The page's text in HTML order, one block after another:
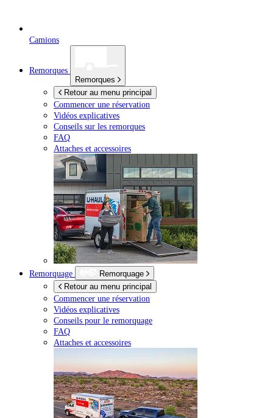
Camions
Remorques
Remorques
Retour au menu principal
Commencer une réservation
Vidéos explicatives
Conseils sur les remorques
FAQ
Attaches et accessoires
Remorquage
Remorquage
Retour au menu principal
Commencer une réservation
Vidéos explicatives
Conseils pour le remorquage
FAQ
Attaches et accessoires